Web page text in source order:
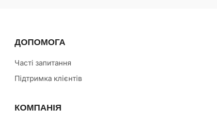
ДОПОМОГА
Часті запитання
Підтримка клієнтів
КОМПАНІЯ